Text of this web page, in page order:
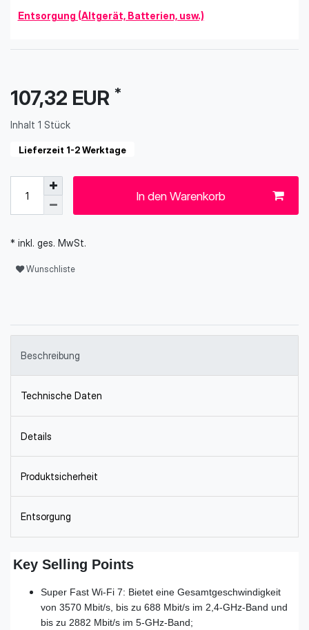
Entsorgung (Altgerät, Batterien, usw.)
107,32 EUR *
Inhalt 1 Stück
Lieferzeit 1-2 Werktage
In den Warenkorb
* inkl. ges. MwSt.
Wunschliste
Beschreibung
Technische Daten
Details
Produktsicherheit
Entsorgung
Key Selling Points
Super Fast Wi-Fi 7: Bietet eine Gesamtgeschwindigkeit
von 3570 Mbit/s, bis zu 688 Mbit/s im 2,4-GHz-Band und
bis zu 2882 Mbit/s im 5-GHz-Band;